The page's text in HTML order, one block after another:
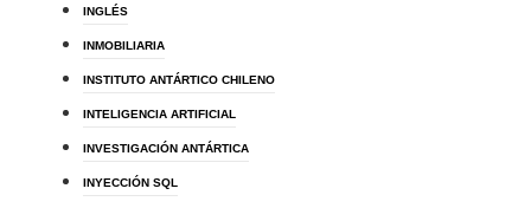
INGLÉS
INMOBILIARIA
INSTITUTO ANTÁRTICO CHILENO
INTELIGENCIA ARTIFICIAL
INVESTIGACIÓN ANTÁRTICA
INYECCIÓN SQL